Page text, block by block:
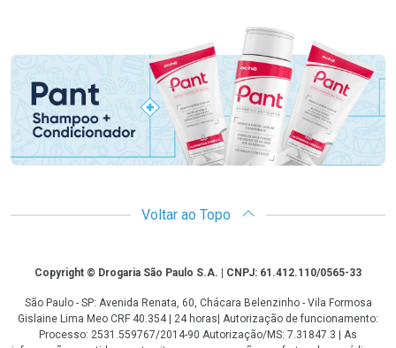
Voltar ao Topo
CopyrightCopyright © Drogaria São Paulo S.A. | CNPJ: 61.412.110/0565-33
São Paulo - SP: Avenida Renata, 60, Chácara Belenzinho - Vila Formosa
Gislaine Lima Meo CRF 40.354 | 24 horas| Autorização de funcionamento:
Processo: 2531.559767/2014-90 Autorização/MS: 7.31847.3 | As